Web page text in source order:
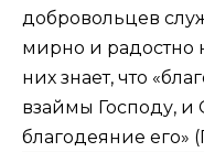
добровольцев
мирно и радостно
них знает, что
взаймы Господу, и
благодеяние его» (